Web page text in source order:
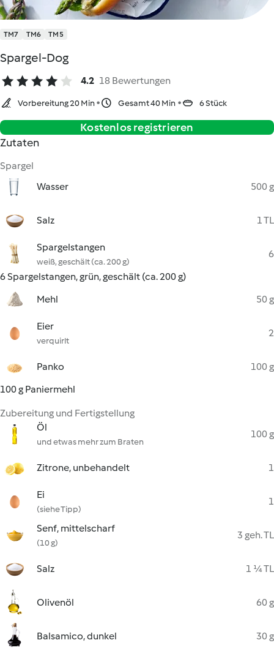
TM7 TM6 TM5
Spargel-Dog
4.2 18 Bewertungen
Vorbereitung 20 Min Gesamt 40 Min 6 Stück
Kostenlos registrieren
Zutaten
Spargel
Wasser
500 g
Salz 1 TL
Spargelstangen
weiß, geschält (ca. 200 g)
6
6 Spargelstangen, grün, geschält (ca. 200 g)
Mehl
50 g
Eier
verquirlt
2
Panko
100 g
100 g Paniermehl
Zubereitung und Fertigstellung
Öl
und etwas mehr zum Braten
100 g
Zitrone, unbehandelt 1
Ei
(siehe Tipp)
1
Senf, mittelscharf
(10 g)
3 geh. TL
Salz 1 ¼ TL
Olivenöl 60 g
Balsamico, dunkel 30 g